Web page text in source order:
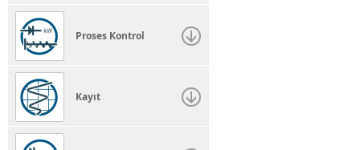
Proses Kontrol
Kayıt